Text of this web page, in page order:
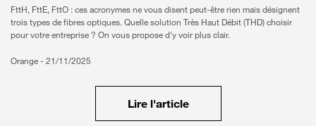
FttH, FttE, FttO : ces acronymes ne vous disent peut-être rien mais désignent
trois types de fibres optiques. Quelle solution Très Haut Débit (THD) choisir
pour votre entreprise ? On vous propose d'y voir plus clair.
Orange - 21/11/2025
Lire l'article